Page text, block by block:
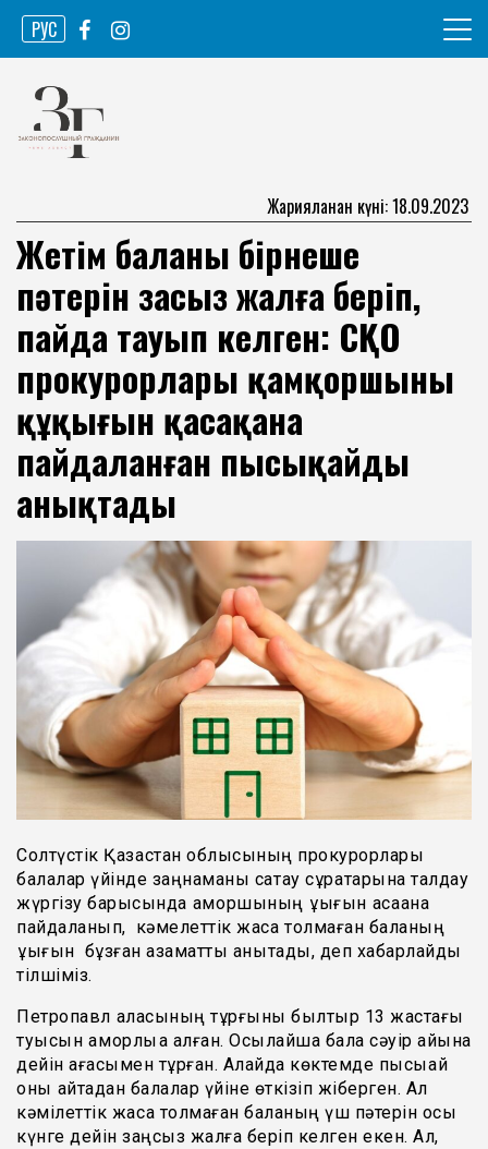
Skip
content
РУС
Законопослушный гражданин
Жарияланған күні: 18.09.2023
Жетім баланың бірнеше
пәтерін заңсыз жалға беріп,
пайда тауып келген: СҚО
прокурорлары қамқоршының
құқығын қасақана
пайдаланған пысықайды
анықтады
Солтүстік Қазақстан облысының прокурорлары
балалар үйінде заңнаманы сақтау сұрақтарына талдау
жүргізу барысында қамқоршының құқығын қасақана
пайдаланып, кәмелеттік жасқа толмаған баланың
құқығын бұзған азаматты анықтады, деп хабарлайды
тілшіміз.
Петропавл қаласының тұрғыны былтыр 13 жастағы
туысын қамқорлыққа алған. Осылайша бала сәуір айына
дейін ағасымен тұрған. Алайда көктемде пысықай
оны қайтадан балалар үйіне өткізіп жіберген. Ал
кәмілеттік жасқа толмаған баланың үш пәтерін осы
күнге дейін заңсыз жалға беріп келген екен. Ал,